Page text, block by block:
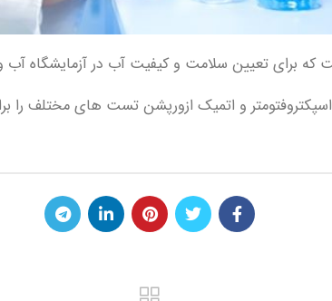
برای تعیین سلامت و کیفیت آب در آزمایشگاه آب
و اتمیک ازورپشن تست های مختلف را